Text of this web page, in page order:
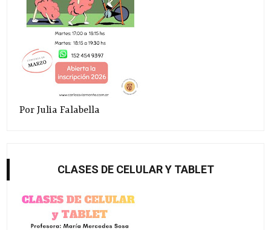
Por Julia Falabella
CLASES DE CELULAR Y TABLET